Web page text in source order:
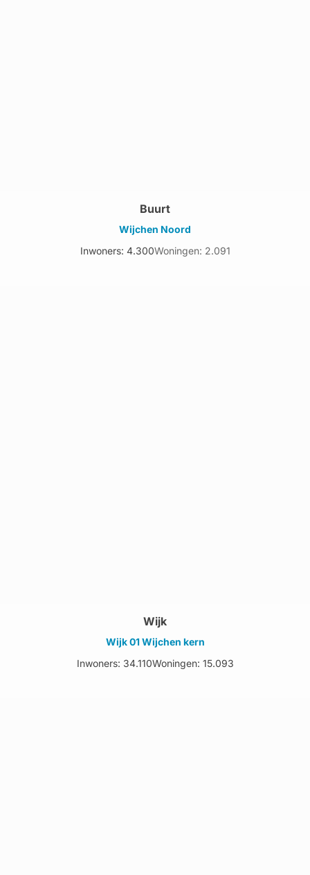
Buurt
Wijchen Noord
Inwoners: 4.300Woningen: 2.091
Wijk
Wijk 01 Wijchen kern
Inwoners: 34.110Woningen: 15.093